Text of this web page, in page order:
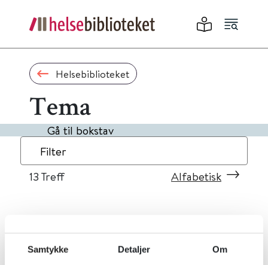
Samtykke Detaljer Om
Helsebiblioteket
Tema
Gå til bokstav
Filter
13 Treff Alfabetisk
« 1